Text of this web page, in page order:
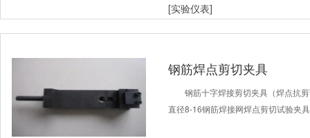
[实验仪表]
钢筋焊点剪切夹具
钢筋十字焊接剪切夹具（焊点抗
直径8-16钢筋焊接网焊点剪切试验夹